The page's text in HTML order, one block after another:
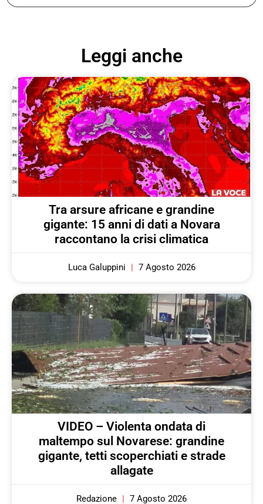
Leggi anche
Tra arsure africane e grandine
gigante: 15 anni di dati a Novara
raccontano la crisi climatica
Luca Galuppini 7 Agosto 2026
VIDEO – Violenta ondata di
maltempo sul Novarese: grandine
gigante, tetti scoperchiati e strade
allagate
Redazione 7 Agosto 2026